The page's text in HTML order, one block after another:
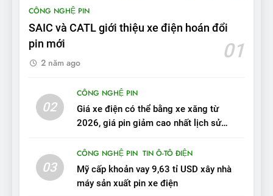
chất lượng tương xứng
ĐÁNH GIÁ XE
10
VinFast VF 7 tấm tắc: “Hơn
hẳn xe xăng”
ĐÁNH GIÁ XE
Người dùng nhận xét về
VinFast VF7: Độ hoàn thiện
CÔNG NGHỆ PIN
SAIC và CATL giới thiệu xe điện hoán đổi
pin mới
01
2 năm ago
02
CÔNG NGHỆ PIN
Giá xe điện có thể bằng xe xăng từ
2026, giá pin giảm cao nhất lịch sử
03
CÔNG NGHỆ PIN TIN Ô-TÔ ĐIỆN
Mỹ cấp khoản vay 9,63 tỉ USD xây nhà
máy sản xuất pin xe điện